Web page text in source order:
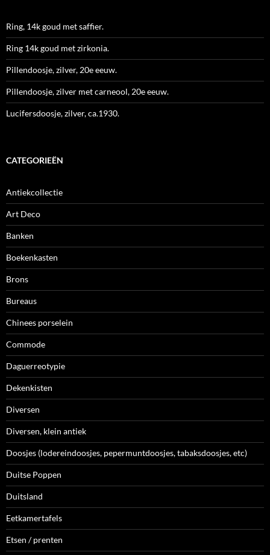
Ring, 14k goud met saffier.
Ring 14k goud met zirkonia.
Pillendoosje, zilver, 20e eeuw.
Pillendoosje, zilver met carneool, 20e eeuw.
Lucifersdoosje, zilver, ca.1930.
CATEGORIEËN
Antiekcollectie
Art Deco
Banken
Boekenkasten
Brons
Bureaus
Chinees porselein
Commode
Daguerreotypie
Dekenkisten
Diversen
Diversen, klein antiek
Doosjes (lodereindoosjes, pepermuntdoosjes, tabaksdoosjes, etc)
Duitse Poppen
Duitsland
Eetkamertafels
Etsen / prenten